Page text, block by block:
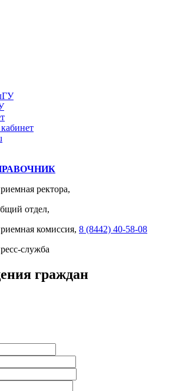
ректора,
отдел,
комиссия, 8 (8442) 40-58-08
служба
граждан